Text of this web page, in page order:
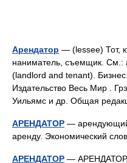
Арендатор — (lessee) Тот,
наниматель, съемщик. См.:
(landlord and tenant).
Издательство Весь Мир .
Уильямс и др. Общая
АРЕНДАТОР —
аренду. Экономический
АРЕНДАТОР — АРЕНДАТОР,